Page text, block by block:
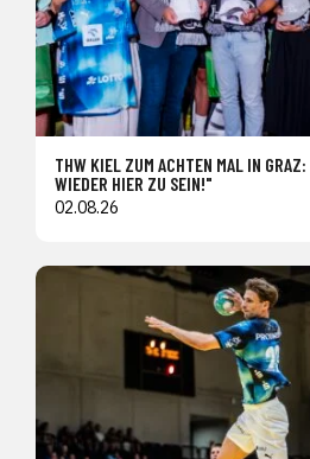
THW KIEL ZUM ACHTEN MAL IN
WIEDER HIER ZU SEIN!"
02.08.26